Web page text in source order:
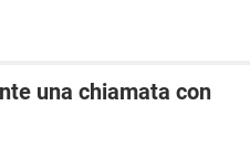
una chiamata con